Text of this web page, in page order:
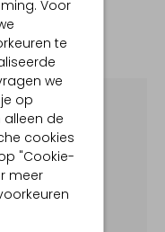
Voor
te
we
op
alleen de
cookies
"Cookie-
meer